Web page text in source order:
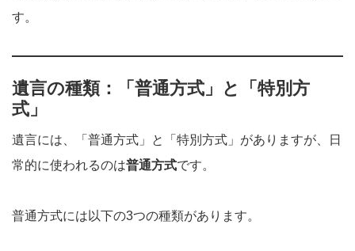
す。
遺言の種類：「普通方式」と「特別方
式」
遺言には、「普通方式」と「特別方式」がありますが、日
常的に使われるのは普通方式です。
普通方式には以下の3つの種類があります。